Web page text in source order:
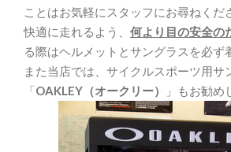
ことはお気軽にスタッフにお尋ねくだ
快適に走れるよう、 何より目の安全の
る際はヘルメットとサングラスを必ず
また当店では、サイクルスポーツ用サ
「OAKLEY（オークリー） 」もお勧め